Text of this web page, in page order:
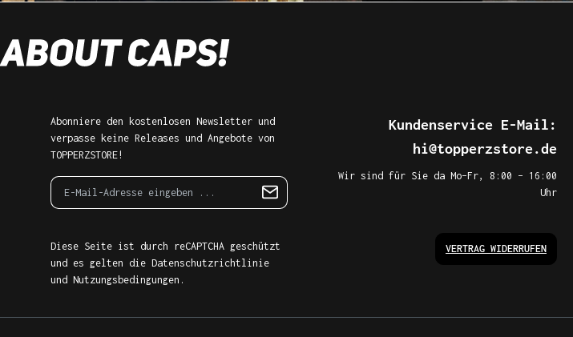
Abonniere den kostenlosen Newsletter und
verpasse keine Releases und Angebote von
TOPPERZSTORE!
Diese Seite ist durch reCAPTCHA geschützt
und es gelten die Datenschutzrichtlinie
und Nutzungsbedingungen .
Kundenservice E-Mail:
hi@topperzstore.de
Wir sind für Sie da Mo–Fr, 8:00 – 16:00
Uhr
VERTRAG WIDERRUFEN